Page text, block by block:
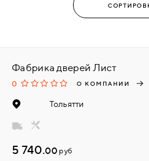
Фабрика дверей Лист
0 О КОМПАНИИ
Тольятти
5 740.00 руб